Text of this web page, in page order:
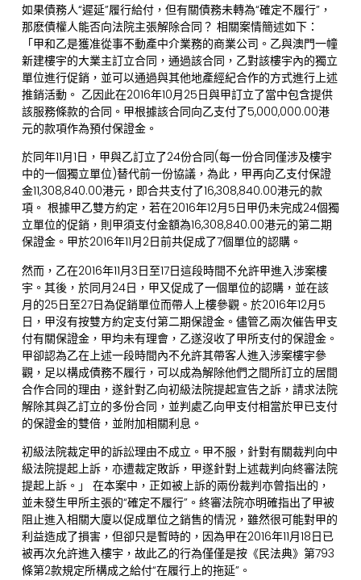
如果債務人“遲延”履行給付，但有關債務未轉為“確定不履行”，
那麽債權人能否向法院主張解除合同？ 相關案情簡述如下：
「甲和乙是獲准從事不動產中介業務的商業公司。乙與澳門一幢
新建樓宇的大業主訂立合同，通過該合同，乙對該樓宇內的獨立
單位進行促銷，並可以通過與其他地產經紀合作的方式進行上述
推銷活動。 乙因此在2016年10月25日與甲訂立了當中包含提供
該服務條款的合同。甲根據該合同向乙支付了5,000,000.00港
元的款項作為預付保證金。
於同年11月1日，甲與乙訂立了24份合同(每一份合同僅涉及樓宇
中的一個獨立單位)替代前一份協議，為此，甲再向乙支付保證
金11,308,840.00港元，即合共支付了16,308,840.00港元的款
項。 根據甲乙雙方約定，若在2016年12月5日甲仍未完成24個獨
立單位的促銷，則甲須支付金額為16,308,840.00港元的第二期
保證金。甲於2016年11月2日前共促成了7個單位的認購。
然而，乙在2016年11月3日至17日這段時間不允許甲進入涉案樓
宇。其後，於同月24日，甲又促成了一個單位的認購，並在該
月的25日至27日為促銷單位而帶人上樓參觀。於2016年12月5
日，甲沒有按雙方約定支付第二期保證金。儘管乙兩次催告甲支
付有關保證金，甲均未有理會，乙遂沒收了甲所支付的保證金。
甲卻認為乙在上述一段時間內不允許其帶客人進入涉案樓宇參
觀，足以構成債務不履行，可以成為解除他們之間所訂立的居間
合作合同的理由，遂針對乙向初級法院提起宣告之訴，請求法院
解除其與乙訂立的多份合同，並判處乙向甲支付相當於甲已支付
的保證金的雙倍，並附加相關利息。
初級法院裁定甲的訴訟理由不成立。甲不服，針對有關裁判向中
級法院提起上訴，亦遭裁定敗訴，甲遂針對上述裁判向終審法院
提起上訴。」 在本案中，正如被上訴的兩份裁判亦曾指出的，
並未發生甲所主張的“確定不履行”。終審法院亦明確指出了甲被
阻止進入相關大廈以促成單位之銷售的情況，雖然很可能對甲的
利益造成了損害，但卻只是暫時的，因為甲在2016年11月18日已
被再次允許進入樓宇，故此乙的行為僅僅是按《民法典》第793
條第2款規定所構成之給付“在履行上的拖延”。